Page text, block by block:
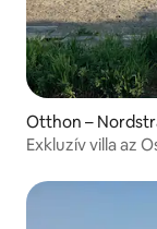
Otthon –
Exkluzív villa az